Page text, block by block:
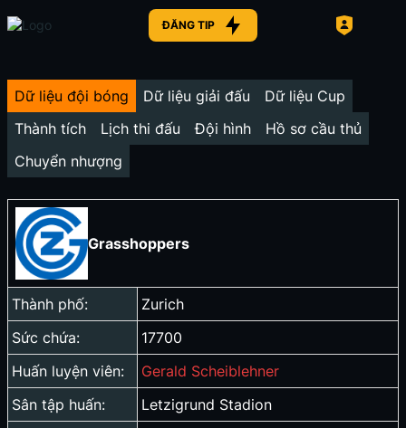
ĐĂNG TIP
Dữ liệu đội bóng Dữ liệu giải đấu
Dữ liệu Cup
Thành tích
Lịch thi đấu Đội hình
Hồ sơ cầu thủ
Chuyển nhượng
Grasshoppers
Thành phố:
Zurich
Sức chứa:
17700
Huấn luyện viên:
Gerald Scheiblehner
Sân tập huấn:
Letzigrund Stadion